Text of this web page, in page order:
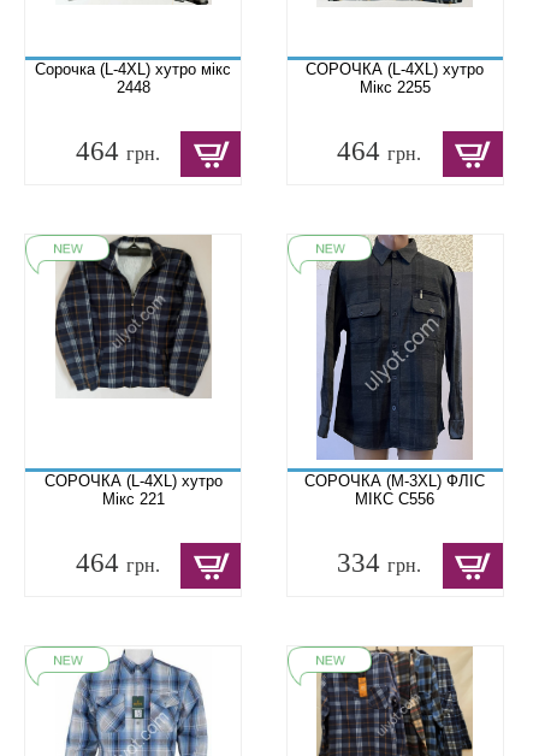
Сорочка (L-4XL) хутро мікс
2448
464 грн.
СОРОЧКА (L-4XL) хутро
Мікс 2255
464грн.
СОРОЧКА (L-4XL) хутро
Мікс 221
464 грн.
СОРОЧКА (M-3XL) ФЛІС
МІКС C556
334грн.